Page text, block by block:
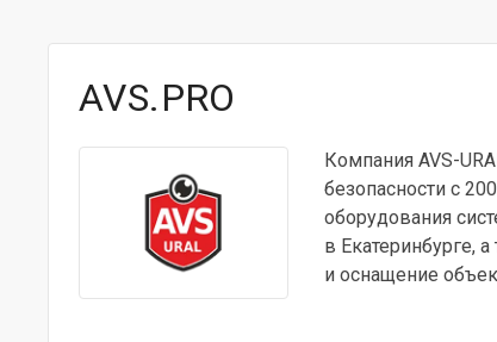
AVS.PRO
Компания AVS-
безопасности с
оборудования
в Екатеринбурге,
и оснащение